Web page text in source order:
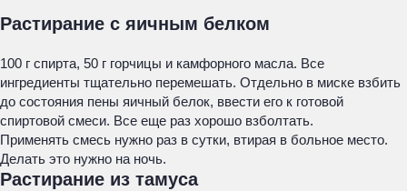
Растирание с яичным белком
100 г спирта, 50 г горчицы и камфорного масла. Все
ингредиенты тщательно перемешать. Отдельно в миске взбить
до состояния пены яичный белок, ввести его к готовой
спиртовой смеси. Все еще раз хорошо взболтать.
Применять смесь нужно раз в сутки, втирая в больное место.
Делать это нужно на ночь.
Растирание из тамуса